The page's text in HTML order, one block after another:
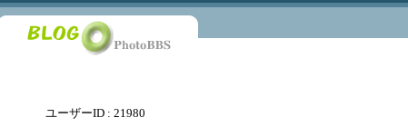
ユーザーID : 21980